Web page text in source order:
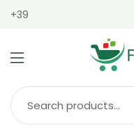
+39